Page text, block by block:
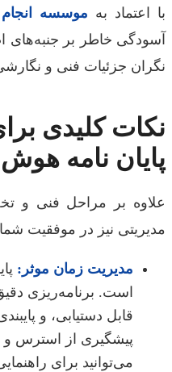
به موسسه انجام
خاطر بر جنبه‌های
جزئیات فنی و نگارشی
کلیدی برای
نامه هوش
بر مراحل فنی و
نیز در موفقیت شما
مدیریت زمان موثر:پایان
است. برنامه‌ریزی دقیق،
قابل دستیابی، و پایبندی
پیشگیری از استرس و
می‌توانید برای راهنمایی